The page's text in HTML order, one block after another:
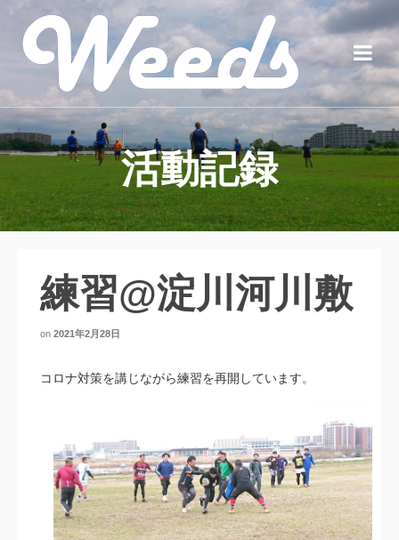
活動記録
練習@淀川河川敷
on 2021年2月28日
コロナ対策を講じながら練習を再開しています。